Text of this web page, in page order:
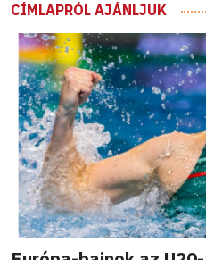
CÍMLAPRÓL AJÁNLJUK